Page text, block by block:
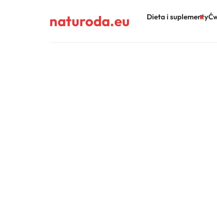
naturoda.eu Dieta i suplementy